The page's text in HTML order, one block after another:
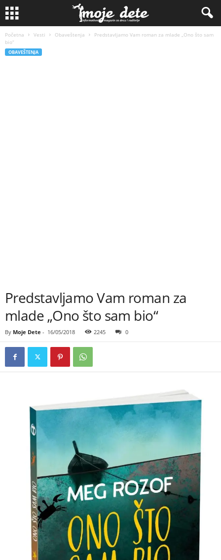
Početna Vesti Obaveštenja
Predstavljamo Vam roman za mlade „Ono što sam
bio“
OBAVEŠTENJA
Predstavljamo Vam roman za
mlade „Ono što sam bio“
By Moje Dete - 16/05/2018 2245 0